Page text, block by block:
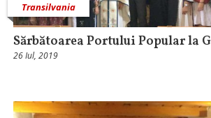
Transilvania
Sărbătoarea Portului Popular la
26 Iul, 2019